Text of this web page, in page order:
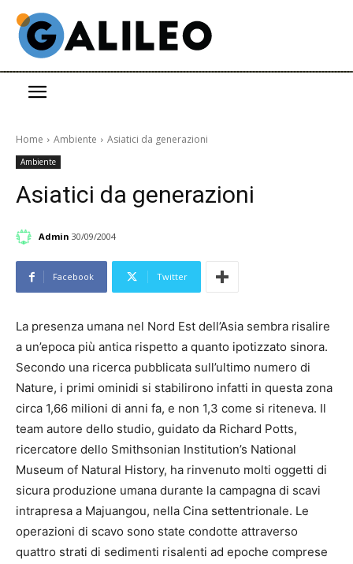
Home Ambiente Asiatici da generazioni
Ambiente
Asiatici da generazioni
Admin 30/09/2004
Facebook Twitter
La presenza umana nel Nord Est dell’Asia sembra risalire
a un’epoca più antica rispetto a quanto ipotizzato sinora.
Secondo una ricerca pubblicata sull’ultimo numero di
Nature, i primi ominidi si stabilirono infatti in questa zona
circa 1,66 milioni di anni fa, e non 1,3 come si riteneva. Il
team autore dello studio, guidato da Richard Potts,
ricercatore dello Smithsonian Institution’s National
Museum of Natural History, ha rinvenuto molti oggetti di
sicura produzione umana durante la campagna di scavi
intrapresa a Majuangou, nella Cina settentrionale. Le
operazioni di scavo sono state condotte attraverso
quattro strati di sedimenti risalenti ad epoche comprese